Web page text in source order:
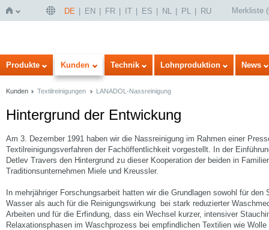
Startseite
DE EN FR IT ES NL PL RU Merkliste (
Produkte Kunden Technik Lohnproduktion News
Kunden Textilreinigungen LANADOL-Nassreinigung
Hintergrund der Entwickung
Am 3. Dezember 1991 haben wir die Nassreinigung im Rahmen einer
Textilreinigungsverfahren der Fachöffentlichkeit vorgestellt. In der
Detlev Travers den Hintergrund zu dieser Kooperation der beiden in
Traditionsunternehmen Miele und Kreussler.
In mehrjähriger Forschungsarbeit hatten wir die Grundlagen sowohl für
Wasser als auch für die Reinigungswirkung bei stark reduzierter
Arbeiten und für die Erfindung, dass ein Wechsel kurzer, intensiver
Relaxationsphasen im Waschprozess bei empfindlichen Textilien wie